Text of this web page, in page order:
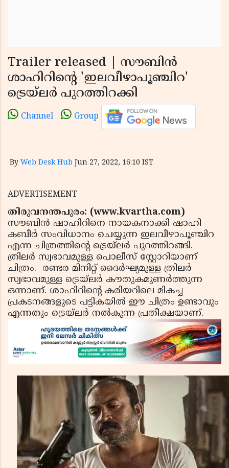
Trailer released | സൗബിന്‍
ശാഹിറിന്റെ 'ഇലവീഴാപൂഞ്ചിറ'
ട്രെയ്‌ലര്‍ പുറത്തിറക്കി
Channel Group
By Web Desk Hub Jun 27, 2022, 16:10 IST
ADVERTISEMENT
തിരുവനന്തപുരം: (www.kvartha.com)
സൗബിന്‍ ഷാഹിറിനെ നായകനാക്കി ഷാഹി
കബീര്‍ സംവിധാനം ചെയ്യുന്ന ഇലവീഴാപൂഞ്ചിറ
എന്ന ചിത്രത്തിന്റെ ട്രെയ്‌ലര്‍ പുറത്തിറങ്ങി.
ത്രിലർ സ്വഭാവമുള്ള പൊലീസ് സ്റ്റോറിയാണ്
ചിത്രം. രണ്ടര മിനിറ്റ് ദൈര്‍ഘ്യമുള്ള ത്രിലര്‍
സ്വഭാവമുള്ള ട്രെയ്‌ലര്‍ കൗതുകമുണര്‍ത്തുന്ന
ഒന്നാണ്. ശാഹിറിന്റെ കരിയറിലെ മികച്ച
പ്രകടനങ്ങളുടെ പട്ടികയില്‍ ഈ ചിത്രം ഉണ്ടാവും
എന്നതും ട്രെയ്‌ലര്‍ നല്‍കുന്ന പ്രതീക്ഷയാണ്.